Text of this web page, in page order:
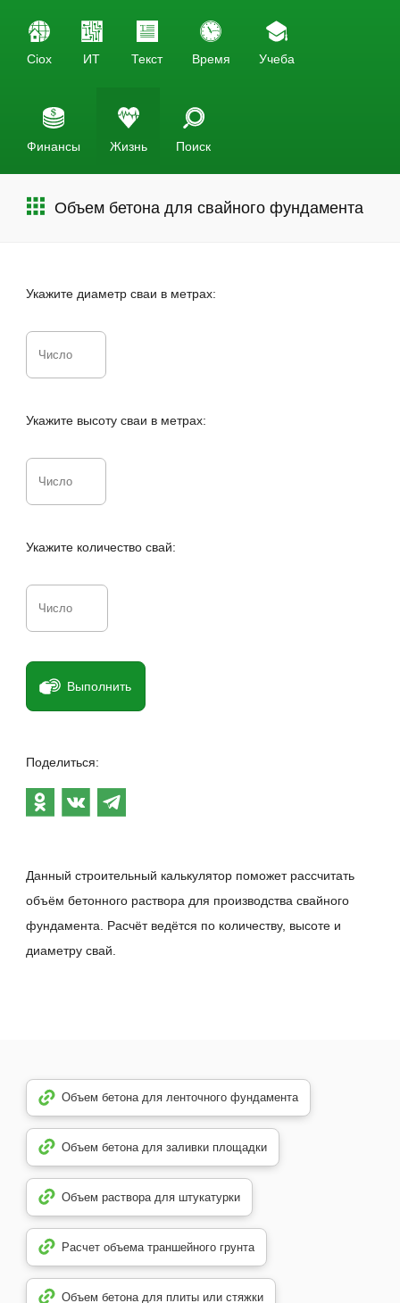
Ciox ИТ Текст Время Учеба
Финансы Жизнь Поиск
Объем бетона для свайного фундамента
Укажите диаметр сваи в метрах:
Укажите высоту сваи в метрах:
Укажите количество свай:
Выполнить
Поделиться:
Данный строительный калькулятор поможет рассчитать
объём бетонного раствора для производства свайного
фундамента. Расчёт ведётся по количеству, высоте и
диаметру свай.
Объем бетона для ленточного фундамента
Объем бетона для заливки площадки
Объем раствора для штукатурки
Расчет объема траншейного грунта
Объем бетона для плиты или стяжки